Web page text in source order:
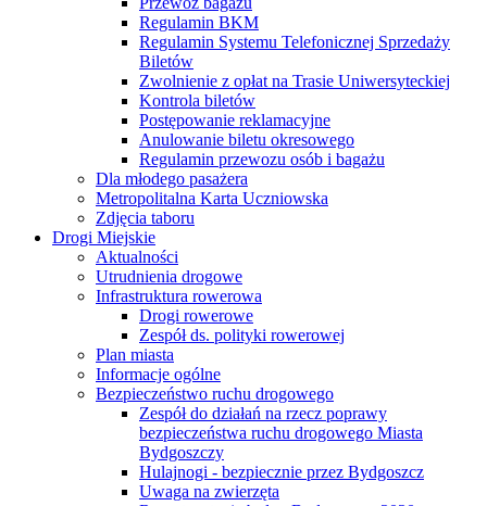
Regulamin BKM
Regulamin Systemu Telefonicznej Sprzedaży
Biletów
Zwolnienie z opłat na Trasie Uniwersyteckiej
Kontrola biletów
Postępowanie reklamacyjne
Anulowanie biletu okresowego
Regulamin przewozu osób i bagażu
Dla młodego pasażera
Metropolitalna Karta Uczniowska
Zdjęcia taboru
Drogi Miejskie
Aktualności
Utrudnienia drogowe
Infrastruktura rowerowa
Drogi rowerowe
Zespół ds. polityki rowerowej
Plan miasta
Informacje ogólne
Bezpieczeństwo ruchu drogowego
Zespół do działań na rzecz poprawy
bezpieczeństwa ruchu drogowego Miasta
Bydgoszczy
Hulajnogi - bezpiecznie przez Bydgoszcz
Uwaga na zwierzęta